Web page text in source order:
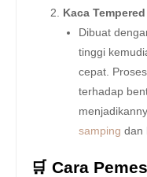
Kaca Tempered
Dibuat
tinggi
cepat.
terhadap
samping dan
🛒 Cara